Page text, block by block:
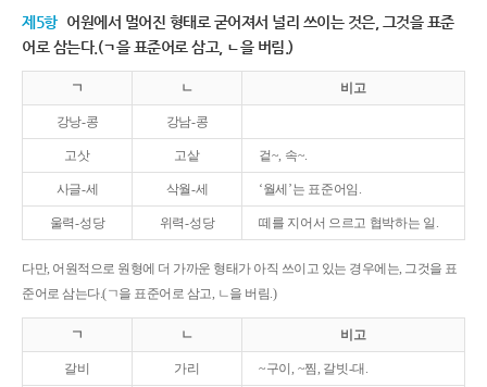
제5항 어원에서 멀어진 형태로 굳어져서 널리 쓰이는 것은, 그것을 표준
어로 삼는다.(ㄱ을 표준어로 삼고, ㄴ을 버림.)
ㄱ ㄴ 비고
강낭-콩 강남-콩
고삿 고샅 겉~, 속~.
사글-세 삭월-세 ‘월세’는 표준어임.
울력-성당 위력-성당 떼를 지어서 으르고 협박하는 일.
다만, 어원적으로 원형에 더 가까운 형태가 아직 쓰이고 있는 경우에는, 그것을 표
준어로 삼는다.(ㄱ을 표준어로 삼고, ㄴ을 버림.)
ㄱ ㄴ 비고
갈비 가리 ~구이, ~찜, 갈빗-대.